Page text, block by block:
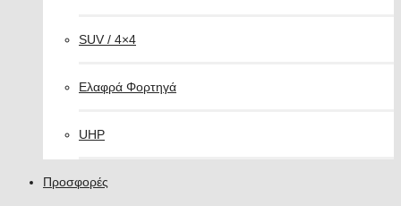
SUV / 4×4
Ελαφρά Φορτηγά
UHP
Προσφορές